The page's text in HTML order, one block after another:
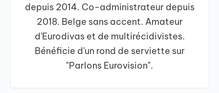
depuis 2014. Co-administrateur depuis
2018. Belge sans accent. Amateur
d'Eurodivas et de multirécidivistes.
Bénéficie d'un rond de serviette sur
"Parlons Eurovision".